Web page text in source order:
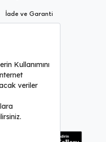
İade ve Garanti
kaçırmayın